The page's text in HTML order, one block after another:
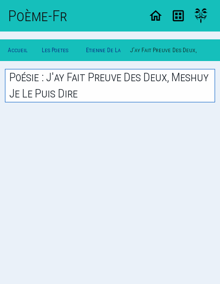
Poème-Fr
Accueil
Poesie
Les Poetes
Classique
Etienne De La
Boetie
J'ay Fait Preuve Des Deux,
Meshuy Je Le Puis Dire
Poésie : J'ay Fait Preuve Des Deux, Meshuy
Je Le Puis Dire